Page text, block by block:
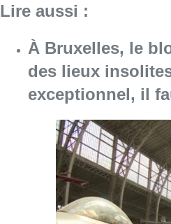
Lire aussi :
À Bruxelles, le
des lieux
exceptionnel, il